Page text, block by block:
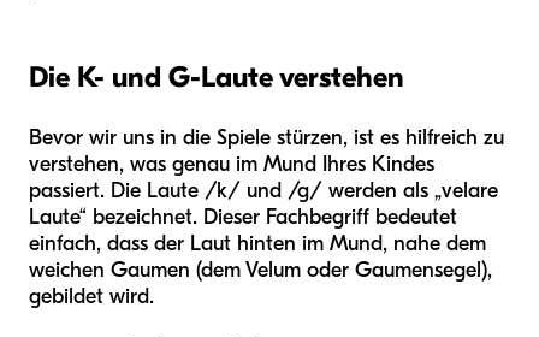
Die K- und G-Laute verstehen
Bevor wir uns in die Spiele stürzen, ist es hilfreich zu
verstehen, was genau im Mund Ihres Kindes
passiert. Die Laute /k/ und /g/ werden als „velare
Laute“ bezeichnet. Dieser Fachbegriff bedeutet
einfach, dass der Laut hinten im Mund, nahe dem
weichen Gaumen (dem Velum oder Gaumensegel),
gebildet wird.